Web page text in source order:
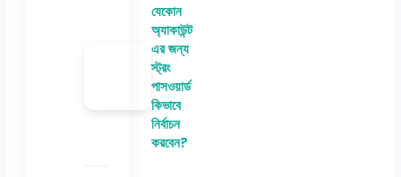
যেকোন
অ্যাকাউন্ট
এর জন্য
স্ট্রং
পাসওয়ার্ড
কিভাবে
নির্বাচন
করবেন?